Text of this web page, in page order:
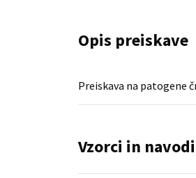
Opis preiskave
Preiskava na patogene
Vzorci in